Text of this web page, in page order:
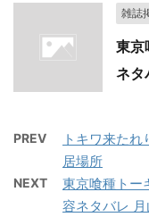
雑誌
東京
ネタ
PREV
トキワ来た
居場所
NEXT
東京喰種トー
容ネタバレ 月